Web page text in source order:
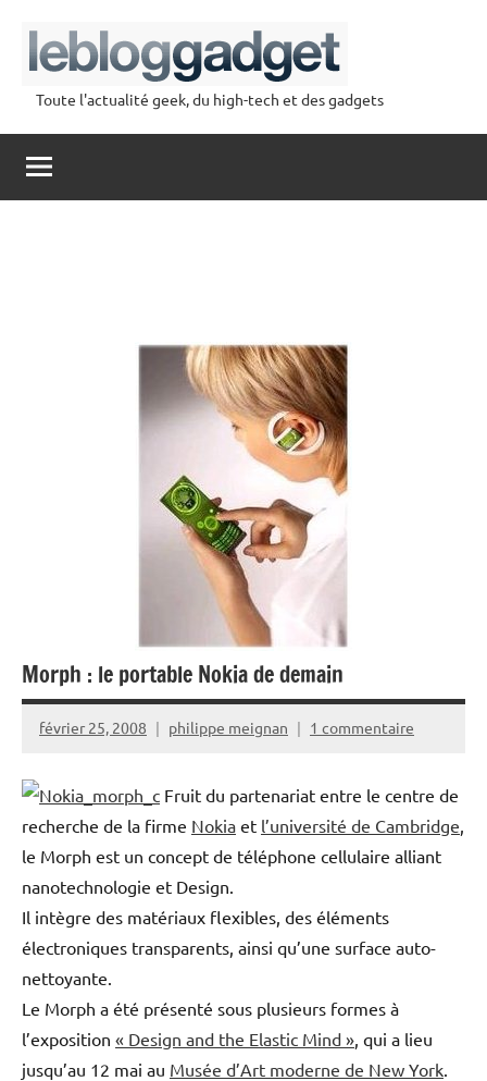
contenu
lebloggadget
Toute l'actualité geek, du high-tech et des gadgets
Morph : le portable Nokia de demain
février 25, 2008 philippe meignan 1 commentaire
Fruit du partenariat entre le centre de
recherche de la firme Nokia et l’université de Cambridge
le Morph est un concept de téléphone cellulaire alliant
nanotechnologie et Design.
Il intègre des matériaux flexibles, des éléments
électroniques transparents, ainsi qu’une surface auto-
nettoyante.
Le Morph a été présenté sous plusieurs formes à
l’exposition « Design and the Elastic Mind » , qui a lieu
jusqu’au 12 mai au Musée d’Art moderne de New York